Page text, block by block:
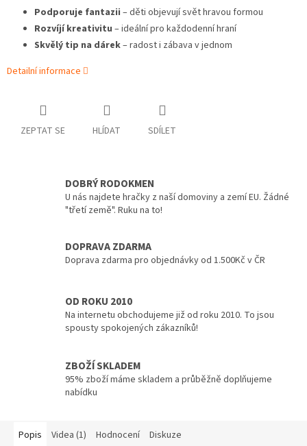
Podporuje fantazii – děti objevují svět hravou formou
Rozvíjí kreativitu – ideální pro každodenní hraní
Skvělý tip na dárek– radost i zábava v jednom
Detailní informace
ZEPTAT SE HLÍDAT SDÍLET
DOBRÝ RODOKMEN
U nás najdete hračky z naší domoviny a zemí EU. Žádné
"třetí země". Ruku na to!
DOPRAVA ZDARMA
Doprava zdarma pro objednávky od 1.500Kč v ČR
OD ROKU 2010
Na internetu obchodujeme již od roku 2010. To jsou
spousty spokojených zákazníků!
ZBOŽÍ SKLADEM
95% zboží máme skladem a průběžně doplňujeme
nabídku
Popis Videa (1) Hodnocení Diskuze